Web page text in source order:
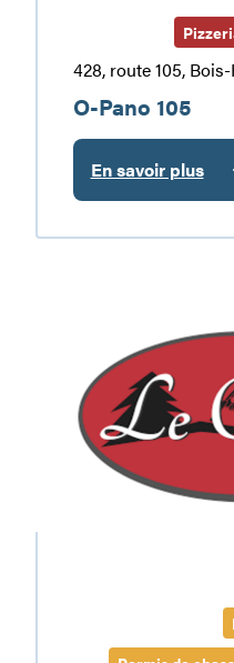
428, route 105,
O-Pano 105
En savoir plus
:
O-
Pano